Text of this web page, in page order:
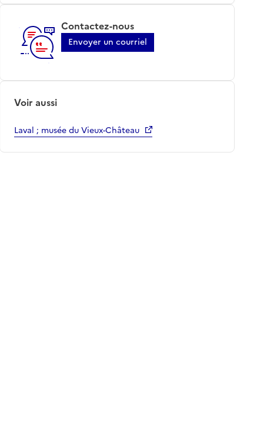
Contactez-nous
Envoyer un courriel
Voir aussi
Laval ; musée du Vieux-Château